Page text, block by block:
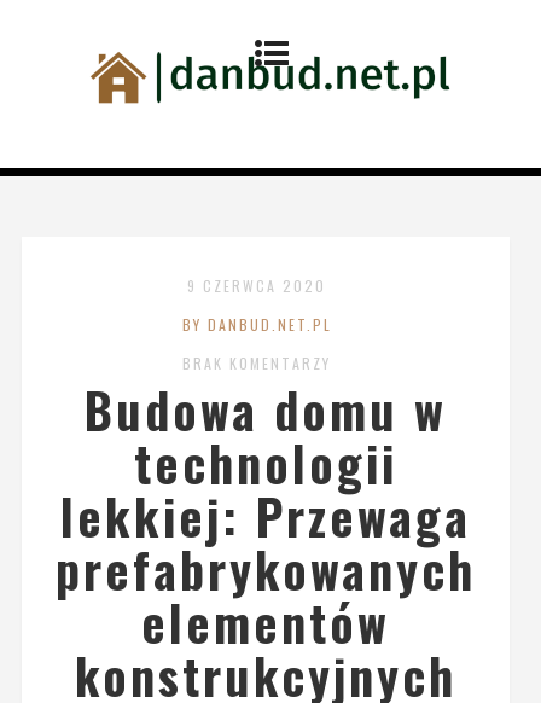
9 CZERWCA 2020
BY DANBUD.NET.PL
BRAK KOMENTARZY
Budowa domu w
technologii
lekkiej: Przewaga
prefabrykowanych
elementów
konstrukcyjnych